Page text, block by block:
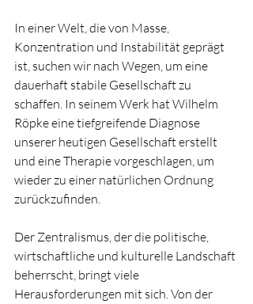
In einer Welt, die von Masse,
Konzentration und Instabilität geprägt
ist, suchen wir nach Wegen, um eine
dauerhaft stabile Gesellschaft zu
schaffen. In seinem Werk hat Wilhelm
Röpke eine tiefgreifende Diagnose
unserer heutigen Gesellschaft erstellt
und eine Therapie vorgeschlagen, um
wieder zu einer natürlichen Ordnung
zurückzufinden.
Der Zentralismus, der die politische,
wirtschaftliche und kulturelle Landschaft
beherrscht, bringt viele
Herausforderungen mit sich. Von der